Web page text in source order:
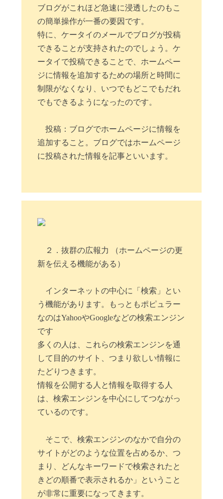
ブログがこれほど急速に浸透したのもこ
の簡単操作が一番の要因です。
特に、ケータイのメールでブログが投稿
できることが支持されたのでしょう。ケ
ータイで投稿できることで、ホームペー
ジに情報を追加するための場所と時間に
制限がなくなり、いつでもどこでもだれ
でもできるようになったのです。
投稿：ブログでホームページに情報を
追加すること。ブログではホームページ
に投稿された情報を記事といいます。
２．抜群の広報力 （ホームページの更
新を伝える機能がある）
インターネットの中心に「検索」とい
う機能があります。もっともポピュラー
なのはYahooやGoogleなどの検索エンジン
です
多くの人は、これらの検索エンジンを通
して目的のサイト、つまり欲しい情報に
たどりつきます。
情報を公開する人と情報を取得する人
は、検索エンジンを中心にしてつながっ
ているのです。
そこで、検索エンジンのなかで自分の
サイトがどのような位置を占めるか、つ
まり、どんなキーワードで検索されたと
きどの順番で表示されるか」ということ
が非常に重要になってきます。